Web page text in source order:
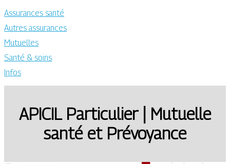
Assurances santé
Autres assurances
Mutuelles
Santé & soins
Infos
APICIL Particulier | Mutuelle
santé et Prévoyance